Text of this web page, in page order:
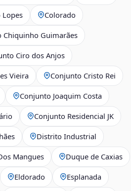
Lopes Colorado
Chiquinho Guimarães
Ciro dos Anjos
Vieira Conjunto Cristo Rei
Conjunto Joaquim Costa
Conjunto Residencial JK
Distrito Industrial
Mangues Duque de Caxias
Eldorado Esplanada